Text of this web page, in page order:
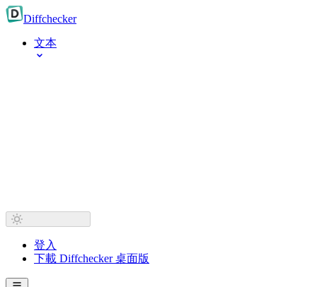
Diffchecker
文本
登入
下載 Diffchecker 桌面版